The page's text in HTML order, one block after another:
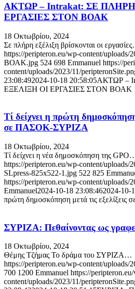
ΑΚΤΩΡ – Intrakat: ΣΕ
ΕΡΓΑΣΙΕΣ ΣΤΟΝ ΒΟΑΚ
18 Οκτωβρίου, 2024
Σε πλήρη εξέλιξη βρίσκονται οι
https://peripteron.eu/wp-content/
ΒΟΑΚ.jpg 524 698 Emmanuel https://
content/uploads/2023/11/
23:08:492024-10-18 20:58:05ΑΚΤΩΡ –
ΕΞΕΛΙΞΗ ΟΙ ΕΡΓΑΣΙΕΣ ΣΤΟΝ ΒΟΑΚ
Τί δείχνει η πρώτη δημοσκόπηση
σε ΠΑΣΟΚ-ΣΥΡΙΖΑ
18 Οκτωβρίου, 2024
Τί δείχνει η νέα δημοσκόπηση της
https://peripteron.eu/wp-content/uploads/
SLpress-825x522-1.jpg 522 825
https://peripteron.eu/wp-content/uploads/
Emmanuel2024-10-18 23:08:462024-10-
πρώτη δημοσκόπηση μετά τις
ΣΥΡΙΖΑ: Πεθαίνοντας ως
18 Οκτωβρίου, 2024
Θέμης Τζήμας Το δράμα του ΣΥΡΙΖΑ…
https://peripteron.eu/wp-content/uploads/
700 1200 Emmanuel https://
content/uploads/2023/11/